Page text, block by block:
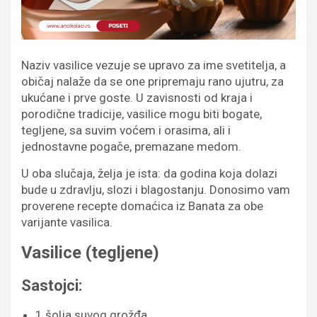
Naziv vasilice vezuje se upravo za ime svetitelja, a
običaj nalaže da se one pripremaju rano ujutru, za
ukućane i prve goste. U zavisnosti od kraja i
porodične tradicije, vasilice mogu biti bogate,
tegljene, sa suvim voćem i orasima, ali i
jednostavne pogače, premazane medom.
U oba slučaja, želja je ista: da godina koja dolazi
bude u zdravlju, slozi i blagostanju. Donosimo vam
proverene recepte domaćica iz Banata za obe
varijante vasilica.
Vasilice (tegljene)
Sastojci: